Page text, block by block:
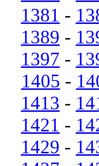
1381 -
1389 -
1397 -
1405 -
1413 -
1421 -
1429 -